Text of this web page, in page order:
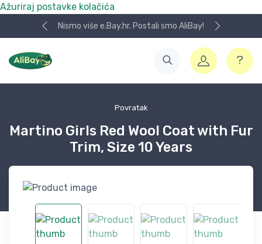
Ažuriraj postavke kolačića
Nismo više e.Bay.hr. Postali smo AliBay!
Povratak
Martino Girls Red Wool Coat with Fur
Trim, Size 10 Years